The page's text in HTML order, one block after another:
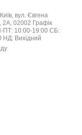
вул. Євгена
Графік
ПТ: 10:00-19:00 СБ:
НД: Вихідний